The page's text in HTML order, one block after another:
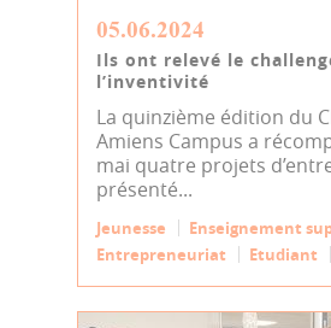
05.06.2024
Ils ont relevé le
l’inventivité
La quinzième édition du
Amiens Campus a
mai quatre projets
présenté...
Jeunesse
Enseignement
Entrepreneuriat
Etudiant